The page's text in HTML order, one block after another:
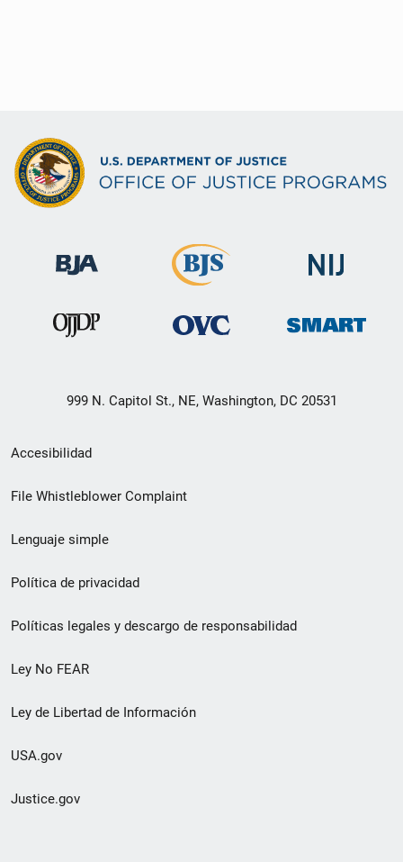
999 N. Capitol St., NE, Washington, DC 20531
Menú
de
de
pie
de
página
Accesibilidad
File Whistleblower Complaint
Lenguaje simple
Política de privacidad
Políticas legales y descargo de responsabilidad
Ley No FEAR
Ley de Libertad de Información
USA.gov
Justice.gov